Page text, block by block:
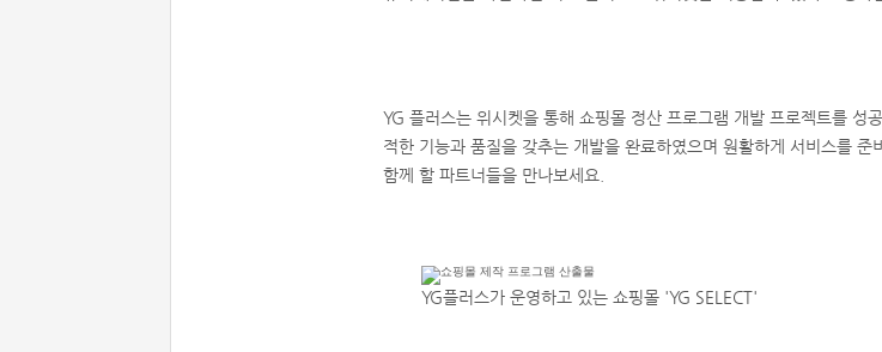
YG 플러스는 위시켓을 통해 쇼핑몰 정산 프로그램 개발 프로젝트를 성
적한 기능과 품질을 갖추는 개발을 완료하였으며 원활하게 서비스를
함께 할 파트너들을 만나보세요.
YG플러스가 운영하고 있는 쇼핑몰 'YG SELECT'